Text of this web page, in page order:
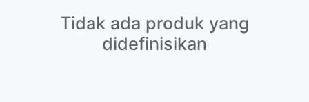
Tidak ada produk yang
didefinisikan